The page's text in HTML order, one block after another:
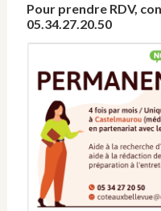
Pour prendre RDV,
05.34.27.20.50